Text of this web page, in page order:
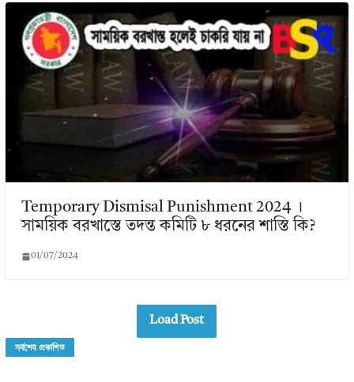
Temporary Dismisal Punishment 2024 ।
সাময়িক বরখাস্তে তদন্ত কমিটি ৮ ধরনের শাস্তি কি?
01/07/2024
Load Post
সর্বশেষ প্রকাশিত